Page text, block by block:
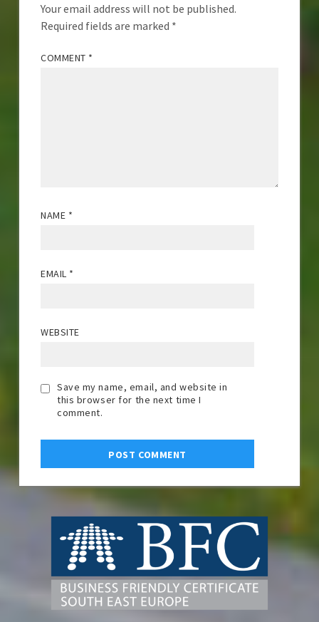
Your email address will not be published.
Required fields are marked *
COMMENT *
NAME *
EMAIL *
WEBSITE
Save my name, email, and website in
this browser for the next time I
comment.